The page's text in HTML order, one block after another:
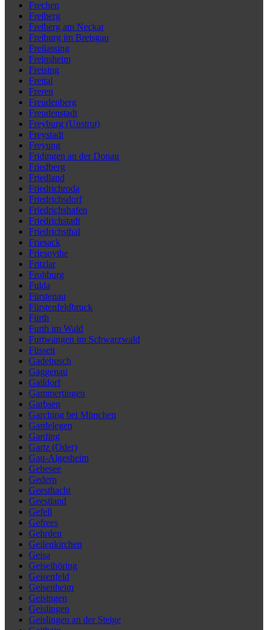
Frechen
Freiberg
Freiberg am Neckar
Freiburg im Breisgau
Freilassing
Freinsheim
Freising
Freital
Freren
Freudenberg
Freudenstadt
Freyburg (Unstrut)
Freystadt
Freyung
Fridingen an der Donau
Friedberg
Friedland
Friedrichroda
Friedrichsdorf
Friedrichshafen
Friedrichstadt
Friedrichsthal
Friesack
Friesoythe
Fritzlar
Frohburg
Fulda
Fürstenau
Fürstenfeldbruck
Fürth
Furth im Wald
Furtwangen im Schwarzwald
Füssen
Gadebusch
Gaggenau
Gaildorf
Gammertingen
Garbsen
Garching bei München
Gardelegen
Garding
Gartz (Oder)
Gau-Algesheim
Gebesee
Gedern
Geesthacht
Geestland
Gefell
Gefrees
Gehrden
Geilenkirchen
Geisa
Geiselhöring
Geisenfeld
Geisenheim
Geisingen
Geislingen
Geislingen an der Steige